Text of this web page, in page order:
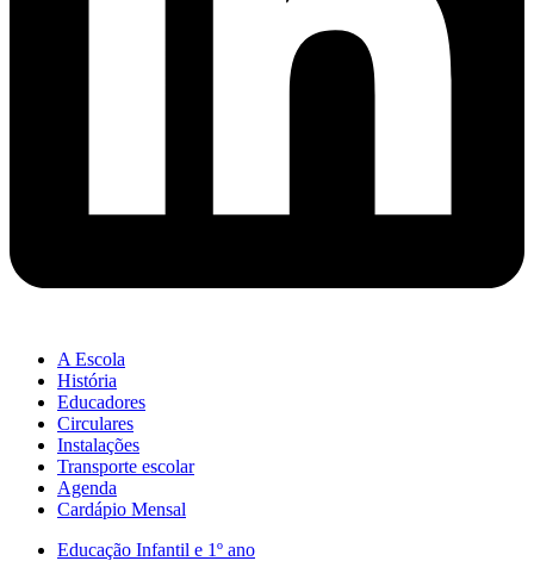
A Escola
História
Educadores
Circulares
Instalações
Transporte escolar
Agenda
Cardápio Mensal
Educação Infantil e 1º ano